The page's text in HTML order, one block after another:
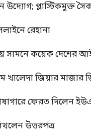
উদ্যোগ; প্লাস্টিকমুক্ত
রেহানা
সামনে কয়েক দেশের
খালেদা জিয়ার মাজার
ফেরত দিলেন
উত্তরপত্র